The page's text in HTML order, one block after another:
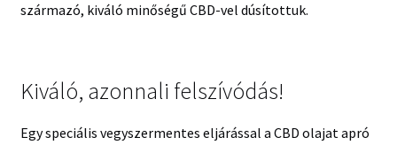
származó, kiváló minőségű CBD-vel dúsítottuk.
Kiváló, azonnali felszívódás!
Egy speciális vegyszermentes eljárással a CBD olajat apró